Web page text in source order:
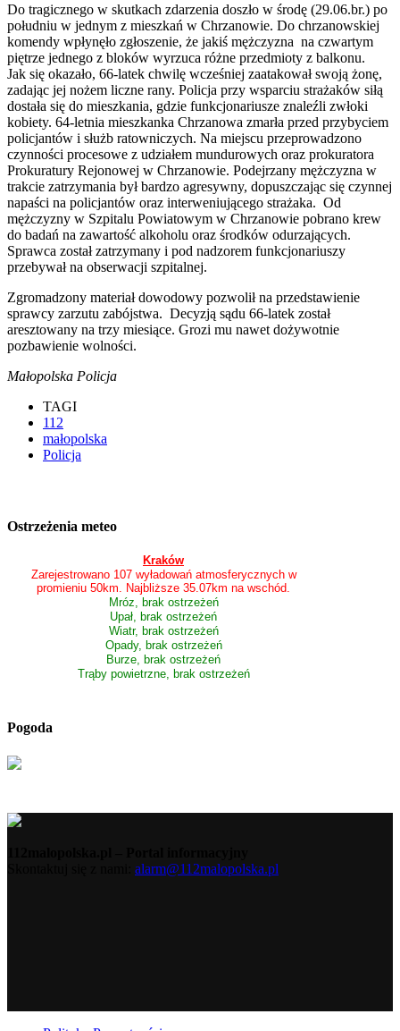
Do tragicznego w skutkach zdarzenia doszło w środę (29.06.br.) po
południu w jednym z mieszkań w Chrzanowie. Do chrzanowskiej
komendy wpłynęło zgłoszenie, że jakiś mężczyzna na czwartym
piętrze jednego z bloków wyrzuca różne przedmioty z balkonu.
Jak się okazało, 66-latek chwilę wcześniej zaatakował swoją żonę,
zadając jej nożem liczne rany. Policja przy wsparciu strażaków siłą
dostała się do mieszkania, gdzie funkcjonariusze znaleźli zwłoki
kobiety. 64-letnia mieszkanka Chrzanowa zmarła przed przybyciem
policjantów i służb ratowniczych. Na miejscu przeprowadzono
czynności procesowe z udziałem mundurowych oraz prokuratora
Prokuratury Rejonowej w Chrzanowie. Podejrzany mężczyzna w
trakcie zatrzymania był bardzo agresywny, dopuszczając się czynnej
napaści na policjantów oraz interweniującego strażaka. Od
mężczyzny w Szpitalu Powiatowym w Chrzanowie pobrano krew
do badań na zawartość alkoholu oraz środków odurzających.
Sprawca został zatrzymany i pod nadzorem funkcjonariuszy
przebywał na obserwacji szpitalnej.
Zgromadzony materiał dowodowy pozwolił na przedstawienie
sprawcy zarzutu zabójstwa. Decyzją sądu 66-latek został
aresztowany na trzy miesiące. Grozi mu nawet dożywotnie
pozbawienie wolności.
Małopolska Policja
TAGI
112
małopolska
Policja
Ostrzeżenia meteo
Kraków
Zarejestrowano 107 wyładowań atmosferycznych w
promieniu 50km. Najbliższe 35.07km na wschód.
Mróz, brak ostrzeżeń
Upał, brak ostrzeżeń
Wiatr, brak ostrzeżeń
Opady, brak ostrzeżeń
Burze, brak ostrzeżeń
Trąby powietrzne, brak ostrzeżeń
Pogoda
alarm@112malopolska.pl